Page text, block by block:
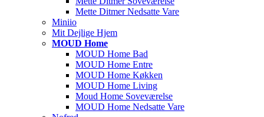
Mette Ditmer Nedsatte Vare
Miniio
Mit Dejlige Hjem
MOUD Home
MOUD Home Bad
MOUD Home Entre
MOUD Home Køkken
MOUD Home Living
Moud Home Soveværelse
MOUD Home Nedsatte Vare